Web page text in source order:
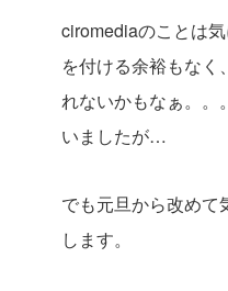
ciromediaのことは
を付ける余裕もなく
れないかもなぁ。。
いましたが…
でも元旦から改めて
します。